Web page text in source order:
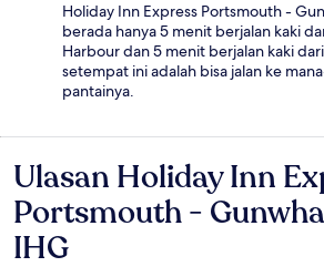
Holiday Inn Express Portsmouth -
berada hanya 5 menit berjalan kaki
Harbour dan 5 menit berjalan kaki
setempat ini adalah bisa jalan ke
pantainya.
Ulasan
Ulasan Holiday Inn
Portsmouth -
IHG